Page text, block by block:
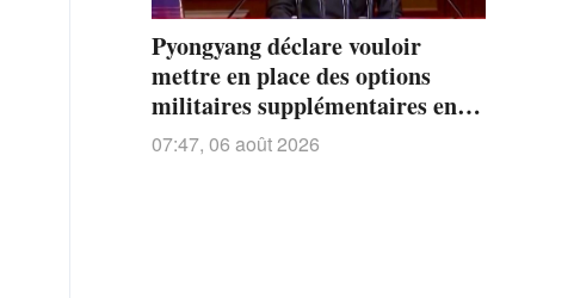
Pyongyang déclare vouloir
mettre en place des options
militaires supplémentaires en
raison des agissements du Japon
07:47, 06 août 2026